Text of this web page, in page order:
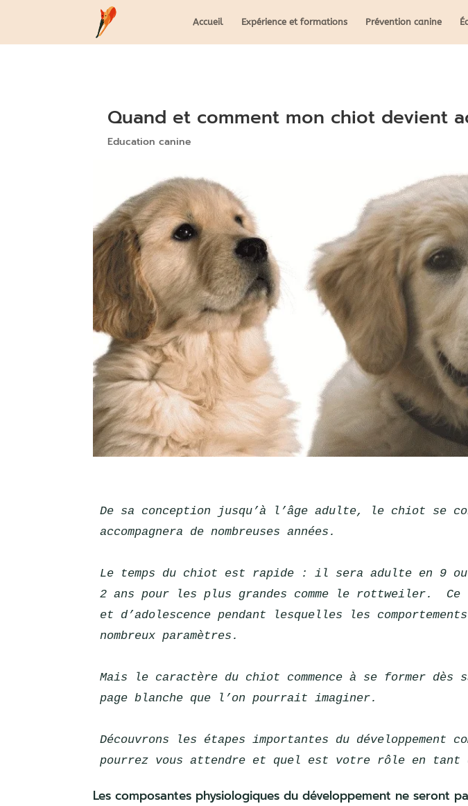
Accueil Expérience et formations Prévention canine
Quand et comment mon chiot devient
Education canine
De sa conception jusqu’à l’âge adulte, le chiot se
accompagnera de nombreuses années.
Le temps du chiot est rapide : il sera adulte en 9 ou
2 ans pour les plus grandes comme le rottweiler.
et d’adolescence pendant lesquelles les
nombreux paramètres.
Mais le caractère du chiot commence à se former
page blanche que l’on pourrait imaginer.
Découvrons les étapes importantes du
pourrez vous attendre et quel est votre rôle en tant
Les composantes physiologiques du développement ne seront